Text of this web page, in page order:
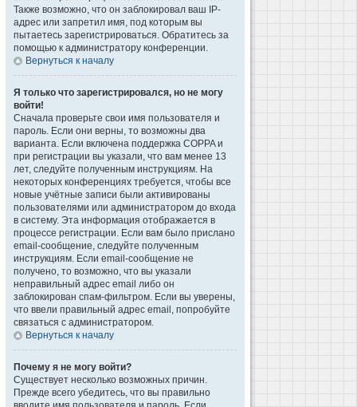
Также возможно, что он заблокировал ваш IP-
адрес или запретил имя, под которым вы
пытаетесь зарегистрироваться. Обратитесь за
помощью к администратору конференции.
Вернуться к началу
Я только что зарегистрировался, но не могу
войти!
Сначала проверьте свои имя пользователя и
пароль. Если они верны, то возможны два
варианта. Если включена поддержка COPPA и
при регистрации вы указали, что вам менее 13
лет, следуйте полученным инструкциям. На
некоторых конференциях требуется, чтобы все
новые учётные записи были активированы
пользователями или администратором до входа
в систему. Эта информация отображается в
процессе регистрации. Если вам было прислано
email-сообщение, следуйте полученным
инструкциям. Если email-сообщение не
получено, то возможно, что вы указали
неправильный адрес email либо он
заблокирован спам-фильтром. Если вы уверены,
что ввели правильный адрес email, попробуйте
связаться с администратором.
Вернуться к началу
Почему я не могу войти?
Существует несколько возможных причин.
Прежде всего убедитесь, что вы правильно